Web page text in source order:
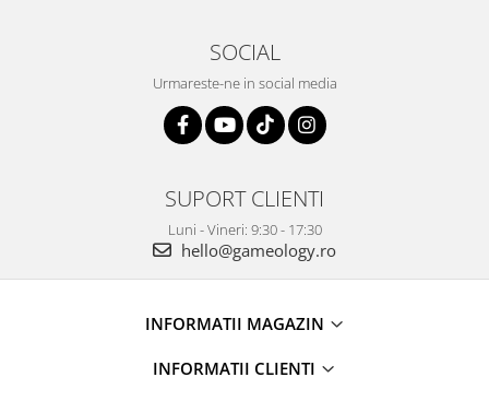
SOCIAL
Urmareste-ne in social media
SUPORT CLIENTI
Luni - Vineri: 9:30 - 17:30
hello@gameology.ro
INFORMATII MAGAZIN
INFORMATII CLIENTI